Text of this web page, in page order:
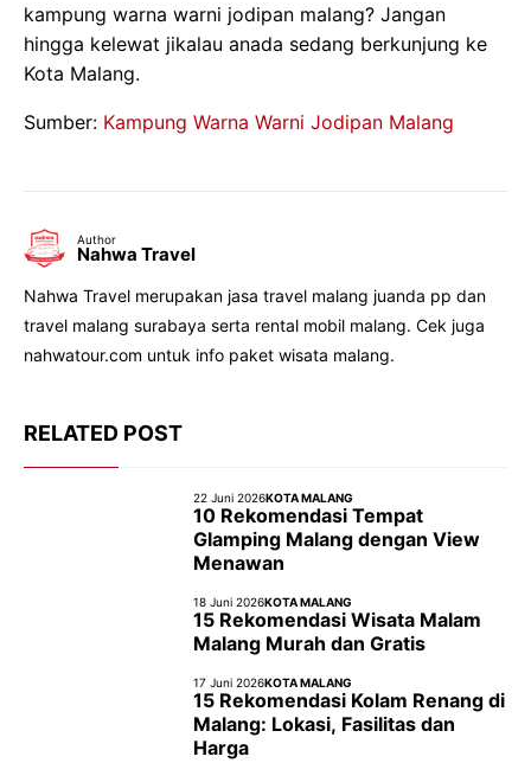
kampung warna warni jodipan malang? Jangan
hingga kelewat jikalau anada sedang berkunjung ke
Kota Malang.
Sumber: Kampung Warna Warni Jodipan Malang
Author
Nahwa Travel
Nahwa Travel merupakan jasa travel malang juanda pp dan
travel malang surabaya serta rental mobil malang. Cek juga
nahwatour.com untuk info paket wisata malang.
RELATED POST
22 Juni 2026KOTA MALANG
10 Rekomendasi Tempat
Glamping Malang dengan View
Menawan
18 Juni 2026KOTA MALANG
15 Rekomendasi Wisata Malam
Malang Murah dan Gratis
17 Juni 2026KOTA MALANG
15 Rekomendasi Kolam Renang di
Malang: Lokasi, Fasilitas dan
Harga